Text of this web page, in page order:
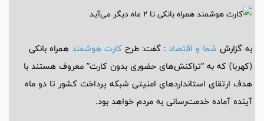
به گزارش شما و اقتصاد : گفت: طرح کارت هوشمند همراه بانکی
(کهربا) که به “تراکنش‌های حضوری بدون کارت” معروف هستند با
هدف ارتقای استانداردهای امنیتی شبکه پرداخت کشور تا دو ماه
آینده آماده خدمت‌رسانی به مردم خواهد بود.